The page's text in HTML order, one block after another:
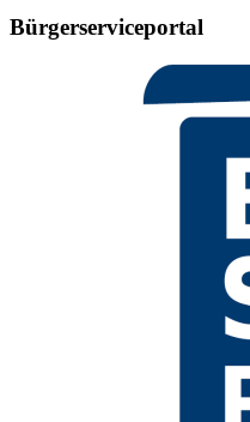
Bürgerserviceportal